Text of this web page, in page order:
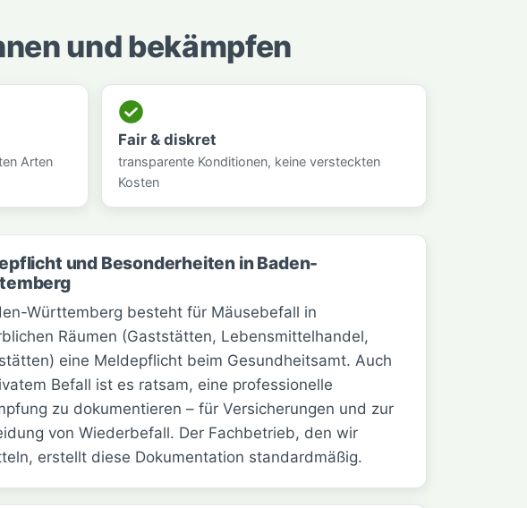
und bekämpfen
Arten
Fair & diskret
transparente Konditionen, keine versteckten
Kosten
und Besonderheiten in Baden-
Württemberg besteht für Mäusebefall in
Räumen (Gaststätten, Lebensmittelhandel,
eine Meldepflicht beim Gesundheitsamt. Auch
Befall ist es ratsam, eine professionelle
zu dokumentieren – für Versicherungen und zur
von Wiederbefall. Der Fachbetrieb, den wir
erstellt diese Dokumentation standardmäßig.